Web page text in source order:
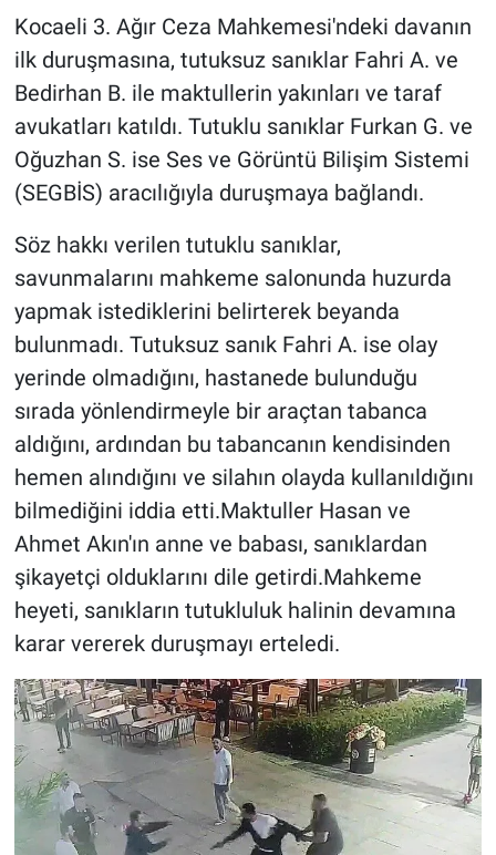
Kocaeli 3. Ağır Ceza Mahkemesi'ndeki davanın
ilk duruşmasına, tutuksuz sanıklar Fahri A. ve
Bedirhan B. ile maktullerin yakınları ve taraf
avukatları katıldı. Tutuklu sanıklar Furkan G. ve
Oğuzhan S. ise Ses ve Görüntü Bilişim Sistemi
(SEGBİS) aracılığıyla duruşmaya bağlandı.
Söz hakkı verilen tutuklu sanıklar,
savunmalarını mahkeme salonunda huzurda
yapmak istediklerini belirterek beyanda
bulunmadı. Tutuksuz sanık Fahri A. ise olay
yerinde olmadığını, hastanede bulunduğu
sırada yönlendirmeyle bir araçtan tabanca
aldığını, ardından bu tabancanın kendisinden
hemen alındığını ve silahın olayda kullanıldığını
bilmediğini iddia etti.Maktuller Hasan ve
Ahmet Akın'ın anne ve babası, sanıklardan
şikayetçi olduklarını dile getirdi.Mahkeme
heyeti, sanıkların tutukluluk halinin devamına
karar vererek duruşmayı erteledi.